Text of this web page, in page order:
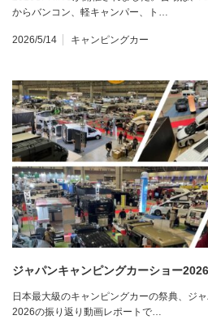
からバンコン、軽キャンパー、ト…
2026/5/14 キャンピングカー
ジャパンキャンピングカーショー
日本最大級のキャンピングカーの祭典、ジ
2026の振り返り動画レポートで…